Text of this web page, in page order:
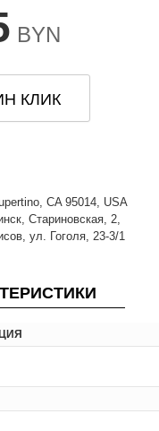
BYN
КЛИК
CA 95014, USA
Стариновская, 2,
ул. Гоголя, 23-3/1